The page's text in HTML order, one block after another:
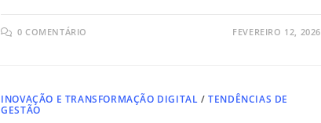
0 COMENTÁRIO FEVEREIRO 12, 2026
INOVAÇÃO E TRANSFORMAÇÃO DIGITAL /TENDÊNCIAS DE
GESTÃO